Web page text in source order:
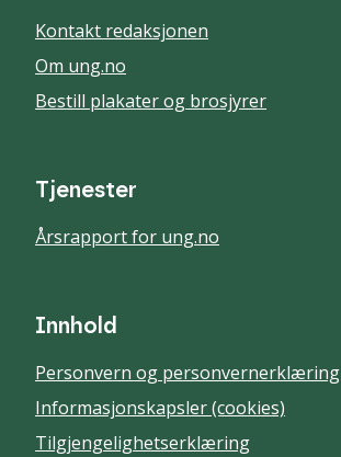
Kontakt redaksjonen
Om ung.no
Bestill plakater og brosjyrer
Tjenester
Årsrapport for ung.no
Innhold
Personvern og personvernerklæring
Informasjonskapsler (cookies)
Tilgjengelighetserklæring